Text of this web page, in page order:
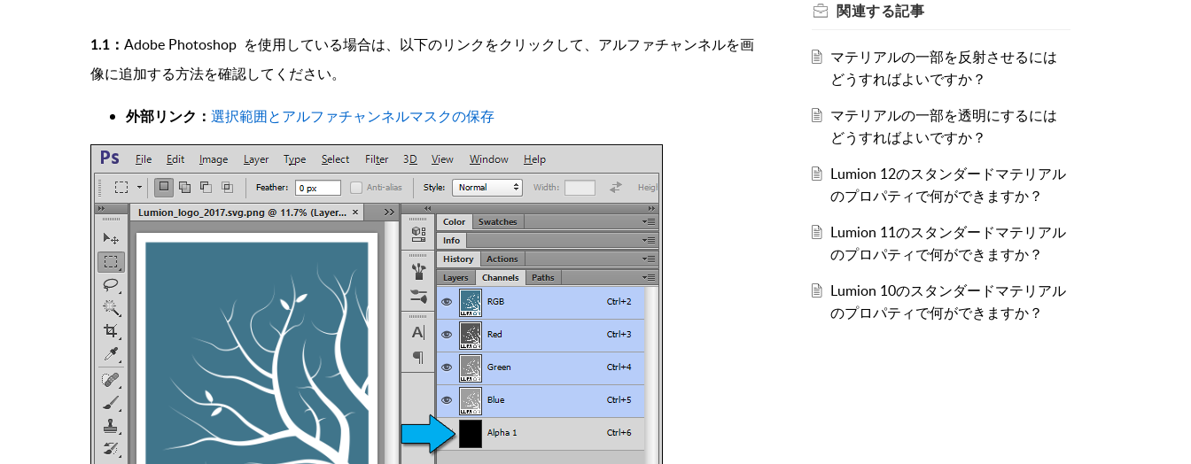
1.1： Adobe Photoshop を使用している場合は、以下のリンクをクリックして、アルファチャンネルを画
像に追加する方法を確認してください。
外部リンク： 選択範囲とアルファチャンネルマスクの保存
関連する記事
マテリアルの一部を反射させるには
どうすればよいですか？
マテリアルの一部を透明にするには
どうすればよいですか？
Lumion 12のスタンダードマテリアル
のプロパティで何ができますか？
Lumion 11のスタンダードマテリアル
のプロパティで何ができますか？
Lumion 10のスタンダードマテリアル
のプロパティで何ができますか？